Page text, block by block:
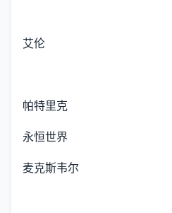
艾伦
帕特里克
永恒世界
麦克斯韦尔